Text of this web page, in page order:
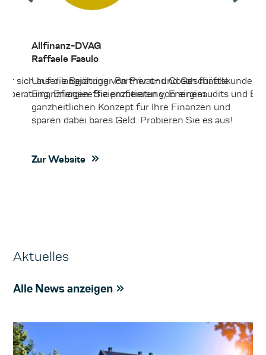
sich auf die Beratung von Privat- und
Energieeffizienzberatung, Energieaudits und
Allfinanz-DVAG
Raffaele Fasulo
Unser langjähriger Partner und Coach für alle
Finanzfragen. Sie profitieren von einem
ganzheitlichen Konzept für Ihre Finanzen und
sparen dabei bares Geld. Probieren Sie es aus!
Zur Website
Aktuelles
Alle News anzeigen